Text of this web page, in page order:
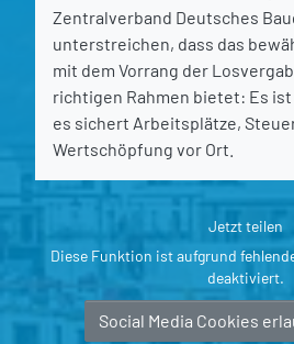
Zentralverband Deutsches
unterstreichen, dass das
mit dem Vorrang der
richtigen Rahmen bietet: Es
es sichert Arbeitsplätze,
Wertschöpfung vor Ort.
Jetzt teilen
Diese Funktion ist aufgrund
deaktiviert.
Social Media Cookies